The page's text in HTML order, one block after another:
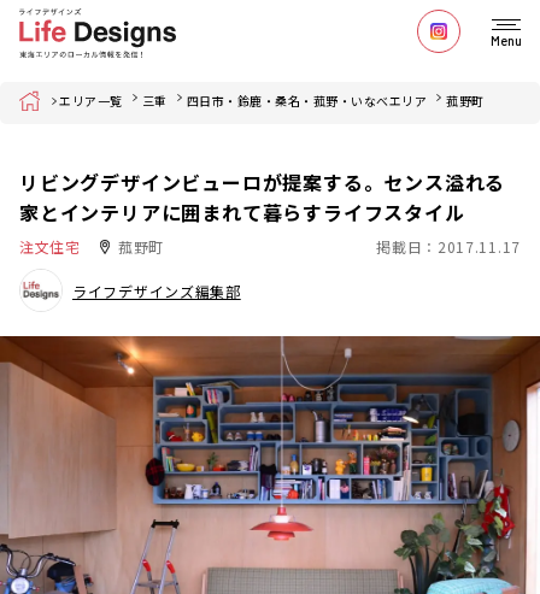
Menu
Home エリア一覧 三重 四日市・鈴鹿・桑名・菰野・いなべエリア 菰野町
リビングデザインビューロが提案する。センス溢れる
家とインテリアに囲まれて暮らすライフスタイル
注文住宅 菰野町 掲載日：2017.11.17
ライフデザインズ編集部